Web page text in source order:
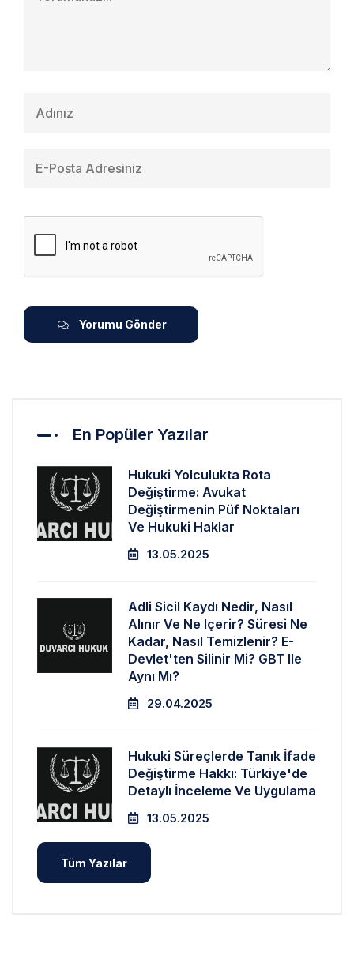
Yorumu Gönder
En Popüler Yazılar
Hukuki Yolculukta Rota
Değiştirme: Avukat
Değiştirmenin Püf Noktaları
Ve Hukuki Haklar
13.05.2025
Adli Sicil Kaydı Nedir, Nasıl
Alınır Ve Ne Içerir? Süresi Ne
Kadar, Nasıl Temizlenir? E-
Devlet'ten Silinir Mi? GBT Ile
Aynı Mı?
29.04.2025
Hukuki Süreçlerde Tanık İfade
Değiştirme Hakkı: Türkiye'de
Detaylı İnceleme Ve Uygulama
13.05.2025
Tüm Yazılar